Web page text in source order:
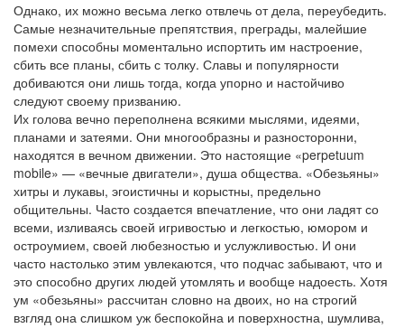
Однако, их можно весьма легко отвлечь от дела, переубедить.
Самые незначительные препятствия, преграды, малейшие
помехи способны моментально испортить им настроение,
сбить все планы, сбить с толку. Славы и популярности
добиваются они лишь тогда, когда упорно и настойчиво
следуют своему призванию.
Их голова вечно переполнена всякими мыслями, идеями,
планами и затеями. Они многообразны и разносторонни,
находятся в вечном движении. Это настоящие «perpetuum
mobile» — «вечные двигатели», душа общества. «Обезьяны»
хитры и лукавы, эгоистичны и корыстны, предельно
общительны. Часто создается впечатление, что они ладят со
всеми, изливаясь своей игривостью и легкостью, юмором и
остроумием, своей любезностью и услужливостью. И они
часто настолько этим увлекаются, что подчас забывают, что и
это способно других людей утомлять и вообще надоесть. Хотя
ум «обезьяны» рассчитан словно на двоих, но на строгий
взгляд она слишком уж беспокойна и поверхностна, шумлива,